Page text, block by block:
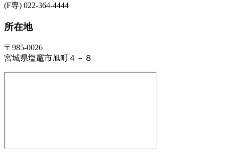
(F専) 022-364-4444
所在地
〒985-0026
宮城県塩竈市旭町４－８